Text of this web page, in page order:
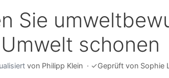
Sie
schonen
von Philipp Klein · ✓Geprüft von Sophie